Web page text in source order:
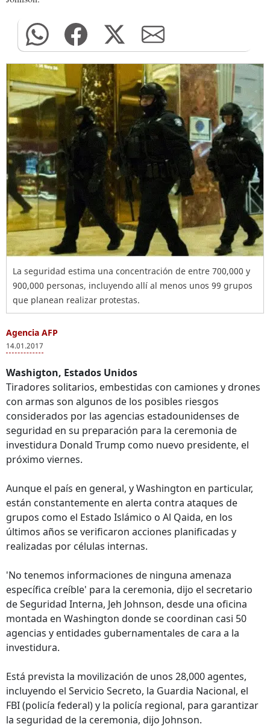
La seguridad estima una concentración de entre 700,000 y
900,000 personas, incluyendo allí al menos unos 99 grupos
que planean realizar protestas.
Agencia AFP
14.01.2017
Washigton, Estados Unidos
Tiradores solitarios, embestidas con camiones y drones
con armas son algunos de los posibles riesgos
considerados por las agencias estadounidenses de
seguridad en su preparación para la ceremonia de
investidura Donald Trump como nuevo presidente, el
próximo viernes.
Aunque el país en general, y Washington en particular,
están constantemente en alerta contra ataques de
grupos como el Estado Islámico o Al Qaida, en los
últimos años se verificaron acciones planificadas y
realizadas por células internas.
'No tenemos informaciones de ninguna amenaza
específica creíble' para la ceremonia, dijo el secretario
de Seguridad Interna, Jeh Johnson, desde una oficina
montada en Washington donde se coordinan casi 50
agencias y entidades gubernamentales de cara a la
investidura.
Está prevista la movilización de unos 28,000 agentes,
incluyendo el Servicio Secreto, la Guardia Nacional, el
FBI (policía federal) y la policía regional, para garantizar
la seguridad de la ceremonia, dijo Johnson.